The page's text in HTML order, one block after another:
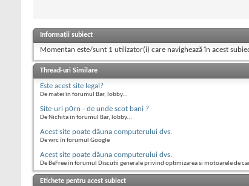
Informații subiect
Momentan este/sunt 1 utilizator(i) care navighează în acest
Thread-uri Similare
Este acest site legal?
De matei în forumul Bar, lobby...
Site-uri p0rn - de unde scot bani ?
De Nichita în forumul Bar, lobby...
Acest site poate dăuna computerului dvs.
De wrc în forumul Google
Acest site poate dăuna computerului dvs.
De BeFree în forumul Discutii generale privind optimizarea si motoarele de
Etichete pentru acest subiect